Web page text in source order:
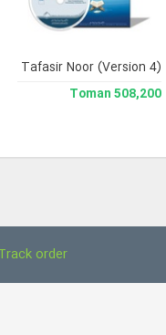
Noor
Tafasir Noor (Version 4)
508,200 Toman
order